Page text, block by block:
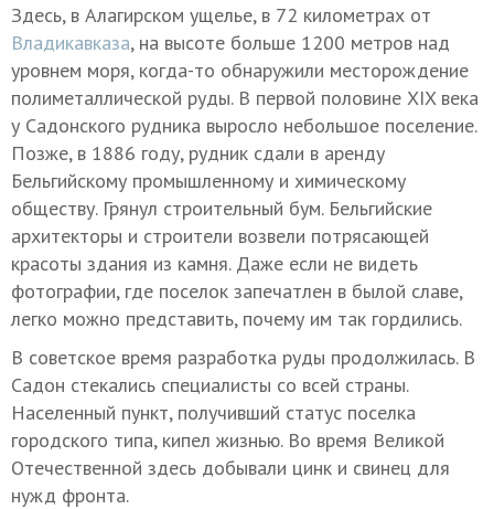
Здесь, в Алагирском ущелье, в 72 километрах от
Владикавказа, на высоте больше 1200 метров над
уровнем моря, когда-то обнаружили месторождение
полиметаллической руды. В первой половине XIX века
у Садонского рудника выросло небольшое поселение.
Позже, в 1886 году, рудник сдали в аренду
Бельгийскому промышленному и химическому
обществу. Грянул строительный бум. Бельгийские
архитекторы и строители возвели потрясающей
красоты здания из камня. Даже если не видеть
фотографии, где поселок запечатлен в былой славе,
легко можно представить, почему им так гордились.
В советское время разработка руды продолжилась. В
Садон стекались специалисты со всей страны.
Населенный пункт, получивший статус поселка
городского типа, кипел жизнью. Во время Великой
Отечественной здесь добывали цинк и свинец для
нужд фронта.